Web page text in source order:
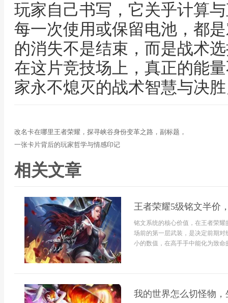
玩家自己书写，它关乎计算
每一次使用或保留电池，都
的消失不是结束，而是战术
在这片竞技场上，真正的能
家永不熄灭的战术智慧与决
改名卡在哪里王者荣耀，探寻峡谷身份变革之路，副标题，
一张卡片背后的玩家哲学与情感印记
相关文章
王者荣耀5级铭文半价
铭文系统的核心价值，在王者荣
场前的第一层武装，是决定前期
小的数值，在高手手中能化为致
我的世界怎么切怪物